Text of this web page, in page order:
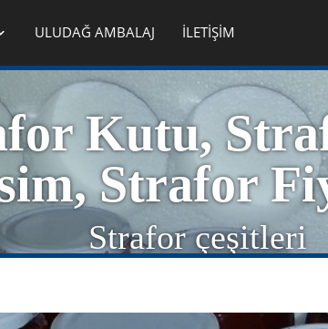
ULUDAĞ AMBALAJ İLETİŞİM
Kutu,
Strafor
Strafor çeşitleri